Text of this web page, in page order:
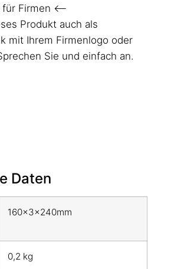
Firmen <–
Produkt auch als
mit Ihrem Firmenlogo oder
Sie und einfach an.
Daten
160x3x240mm
0,2 kg